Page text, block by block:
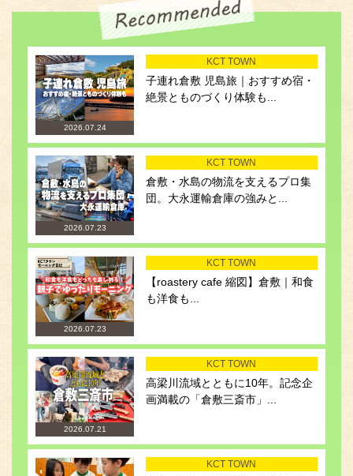
2026.07.24
KCT TOWN
子連れ倉敷 児島旅｜おすすめ宿・
絶景とものづくり体験も...
2026.07.23
KCT TOWN
倉敷・水島の物流を支えるプロ集
団。大永運輸倉庫の強みと...
2026.07.23
KCT TOWN
【roastery cafe 縮図】倉敷｜和食
も洋食も...
2026.07.21
KCT TOWN
高梁川流域とともに10年。記念企
画満載の「倉敷三斎市」...
KCT TOWN